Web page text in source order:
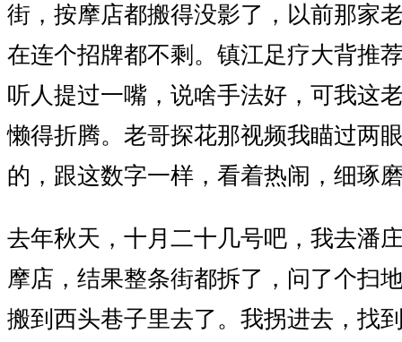
街，按摩店都搬得没影了，以前那家
在连个招牌都不剩。镇江足疗大背推
听人提过一嘴，说啥手法好，可我这
懒得折腾。老哥探花那视频我瞄过两
的，跟这数字一样，看着热闹，细琢
去年秋天，十月二十几号吧，我去潘
摩店，结果整条街都拆了，问了个扫
搬到西头巷子里去了。我拐进去，找